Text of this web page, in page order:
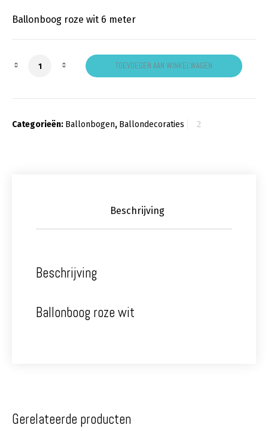
Ballonboog roze wit 6 meter
Ballonboog roze wit aantalTOEVOEGEN AAN WINKELWAGEN
Categorieën: Ballonbogen, Ballondecoraties
Beschrijving
Beschrijving
Ballonboog roze wit
Gerelateerde producten